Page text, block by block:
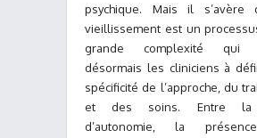
psychique. Mais il s’avère
vieillissement est un
grande complexité qui
désormais les cliniciens à
spécificité de l’approche, du
et des soins. Entre la
d’autonomie, la